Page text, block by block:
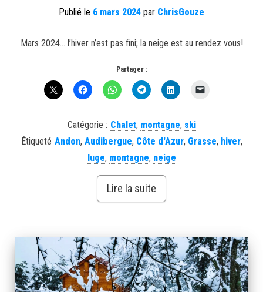
Publié le 6 mars 2024 par ChrisGouze
Mars 2024… l’hiver n’est pas fini; la neige est au rendez vous!
Partager :
Catégorie : Chalet, montagne, ski
Étiqueté Andon, Audibergue, Côte d'Azur, Grasse, hiver,
luge, montagne, neige
Lire la suite